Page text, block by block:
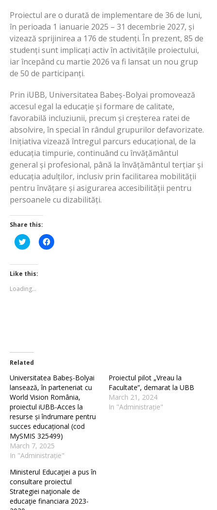
Proiectul are o durată de implementare de 36 de luni,
în perioada 1 ianuarie 2025 – 31 decembrie 2027, și
vizează sprijinirea a 176 de studenți. În prezent, 85 de
studenți sunt implicați activ în activitățile proiectului,
iar începând cu martie 2026 va fi lansat un nou grup
de 50 de participanți.
Prin iUBB, Universitatea Babeș-Bolyai promovează
accesul egal la educație și formare de calitate,
favorabilă incluziunii, precum și creșterea ratei de
absolvire, în special în rândul grupurilor defavorizate.
Inițiativa vizează întregul parcurs educațional, de la
educația timpurie, continuând cu învățământul
general și profesional, până la învățământul terțiar și
educația adulților, inclusiv prin facilitarea mobilității
pentru învățare și asigurarea accesibilității pentru
persoanele cu dizabilități.
Share this:
Click
to
Twitter
(Opens
in
window)
Click
to
Like this:
Loading...
Related
Universitatea Babeș-Bolyai
lansează, în parteneriat cu
World Vision România,
proiectul iUBB-Acces la
resurse și îndrumare pentru
succes educațional (cod
MySMIS 325499)
March 7, 2025
In "Administrație"
Proiectul pilot „Vreau la
Facultate”, demarat la UBB
March 21, 2024
In "Administrație"
Ministerul Educaţiei a pus în
consultare proiectul
Strategiei naţionale de
educaţie financiara 2023-